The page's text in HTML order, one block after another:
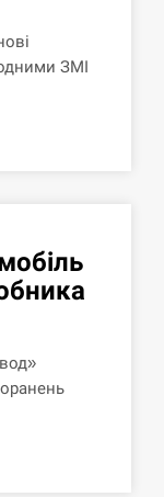
ЗМІ